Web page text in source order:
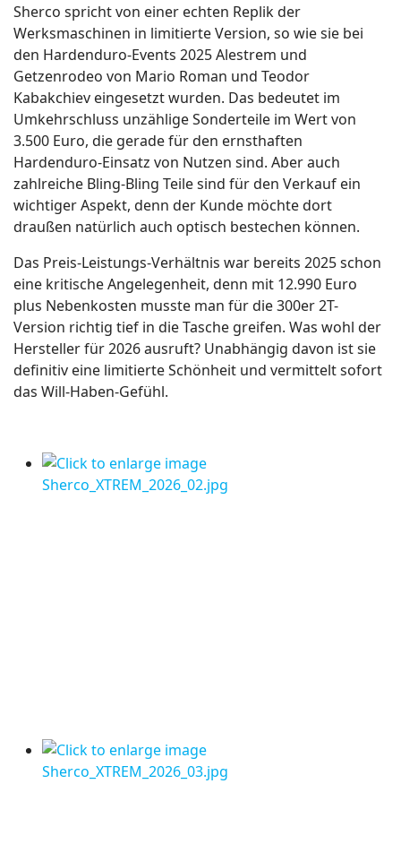
Sherco spricht von einer echten Replik der
Werksmaschinen in limitierte Version, so wie sie bei
den Hardenduro-Events 2025 Alestrem und
Getzenrodeo von Mario Roman und Teodor
Kabakchiev eingesetzt wurden. Das bedeutet im
Umkehrschluss unzählige Sonderteile im Wert von
3.500 Euro, die gerade für den ernsthaften
Hardenduro-Einsatz von Nutzen sind. Aber auch
zahlreiche Bling-Bling Teile sind für den Verkauf ein
wichtiger Aspekt, denn der Kunde möchte dort
draußen natürlich auch optisch bestechen können.
Das Preis-Leistungs-Verhältnis war bereits 2025 schon
eine kritische Angelegenheit, denn mit 12.990 Euro
plus Nebenkosten musste man für die 300er 2T-
Version richtig tief in die Tasche greifen. Was wohl der
Hersteller für 2026 ausruft? Unabhängig davon ist sie
definitiv eine limitierte Schönheit und vermittelt sofort
das Will-Haben-Gefühl.